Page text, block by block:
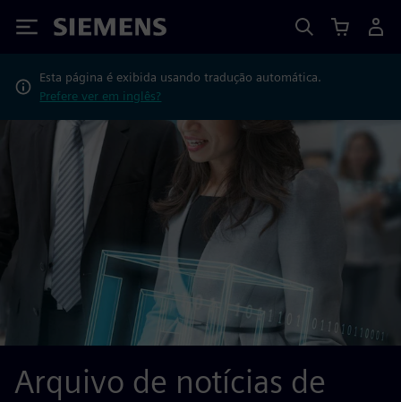
Siemens
Esta página é exibida usando tradução automática.
Prefere ver em inglês?
Arquivo de notícias de